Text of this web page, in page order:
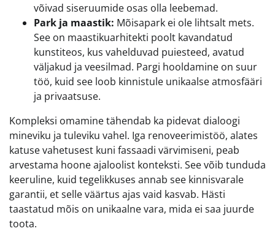
võivad siseruumide osas olla leebemad.
Park ja maastik: Mõisapark ei ole lihtsalt mets.
See on maastikuarhitekti poolt kavandatud
kunstiteos, kus vahelduvad puiesteed, avatud
väljakud ja veesilmad. Pargi hooldamine on suur
töö, kuid see loob kinnistule unikaalse atmosfääri
ja privaatsuse.
Kompleksi omamine tähendab ka pidevat dialoogi
mineviku ja tuleviku vahel. Iga renoveerimistöö, alates
katuse vahetusest kuni fassaadi värvimiseni, peab
arvestama hoone ajaloolist konteksti. See võib tunduda
keeruline, kuid tegelikkuses annab see kinnisvarale
garantii, et selle väärtus ajas vaid kasvab. Hästi
taastatud mõis on unikaalne vara, mida ei saa juurde
toota.